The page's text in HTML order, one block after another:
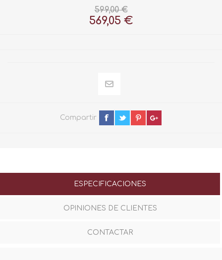
599,00 €
569,05 €
Compartir
ESPECIFICACIONES
OPINIONES DE CLIENTES
CONTACTAR